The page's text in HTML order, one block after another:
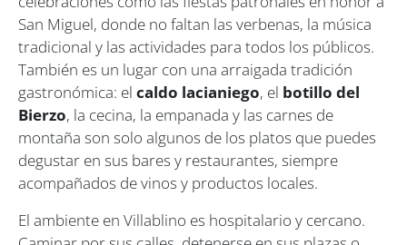
San Miguel, donde no faltan las verbenas, la música
tradicional y las actividades para todos los públicos.
También es un lugar con una arraigada tradición
gastronómica: el caldo lacianiego, el botillo del
Bierzo, la cecina, la empanada y las carnes de
montaña son solo algunos de los platos que puedes
degustar en sus bares y restaurantes, siempre
acompañados de vinos y productos locales.
El ambiente en Villablino es hospitalario y cercano.